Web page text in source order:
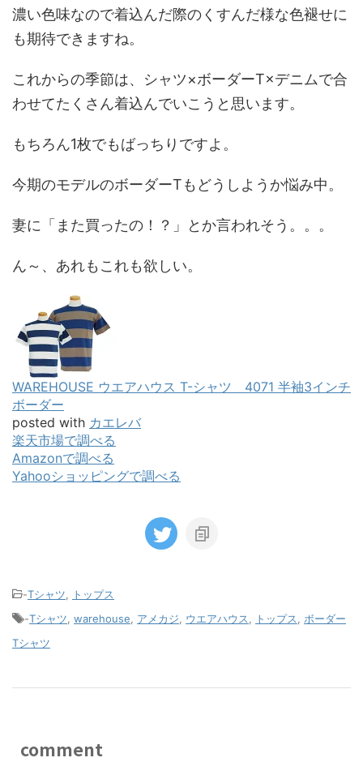
濃い色味なので着込んだ際のくすんだ様な色褪せに
も期待できますね。
これからの季節は、シャツ×ボーダーT×デニムで合
わせてたくさん着込んでいこうと思います。
もちろん1枚でもばっちりですよ。
今期のモデルのボーダーTもどうしようか悩み中。
妻に「また買ったの！？」とか言われそう。。。
ん～、あれもこれも欲しい。
WAREHOUSE ウエアハウス T-シャツ 4071 半袖3インチ
ボーダー
posted with カエレバ
楽天市場で調べる
Amazonで調べる
Yahooショッピングで調べる
-Tシャツ
トップス
-Tシャツ warehouse アメカジ ウエアハウス トップス
ボーダー
Tシャツ
comment